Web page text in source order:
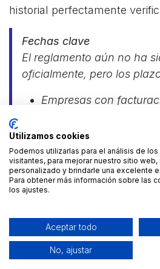
historial perfectamente
Fechas clave
El reglamento aún no ha
oficialmente, pero los
Empresas con
publicación del
Empresas y
< 8 millones de € → 2
publicación del
¿Cómo cumplir con
Utilizamos cookies
Podemos utilizarlas para el análisis de
visitantes, para mejorar nuestro sitio
personalizado y brindarle una excelente
Para obtener más información sobre las
los ajustes.
Aceptar todo
No, ajustar